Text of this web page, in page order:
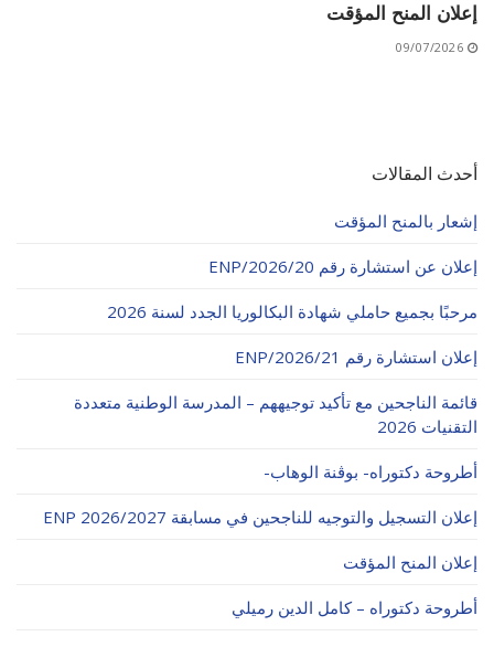
إعلان المنح المؤقت
09/07/2026
أحدث المقالات
إشعار بالمنح المؤقت
إعلان عن استشارة رقم 20/ENP/2026
مرحبًا بجميع حاملي شهادة البكالوريا الجدد لسنة 2026
إعلان استشارة رقم 21/ENP/2026
قائمة الناجحين مع تأكيد توجيههم – المدرسة الوطنية متعددة
التقنيات 2026
أطروحة دكتوراه- بوڨنة الوهاب-
إعلان التسجيل والتوجيه للناجحين في مسابقة ENP 2026/2027
إعلان المنح المؤقت
أطروحة دكتوراه – كامل الدين رميلي